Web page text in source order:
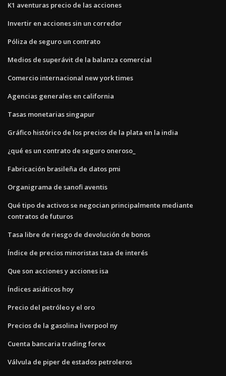
K1 aventuras precio de las acciones
Invertir en acciones sin un corredor
Póliza de seguro un contrato
Medios de superávit de la balanza comercial
Comercio internacional new york times
Agencias generales en california
Tasas monetarias singapur
Gráfico histórico de los precios de la plata en la india
¿qué es un contrato de seguro oneroso_
Fabricación brasileña de datos pmi
Organigrama de sanofi aventis
Qué tipo de activos se negocian principalmente mediante
contratos de futuros
Tasa libre de riesgo de devolución de bonos
Índice de precios minoristas tasa de interés
Que son acciones y acciones isa
Índices asiáticos hoy
Precio del petróleo y el oro
Precios de la gasolina liverpool ny
Cuenta bancaria trading forex
Válvula de piper de estados petroleros